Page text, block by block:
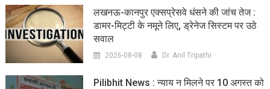
लखनऊ-कानपुर एक्सप्रेसवे धंसने की जांच तेज :
डामर-मिट्टी के नमूने लिए, ड्रेनेज सिस्टम पर उठे
सवाल
2026-08-08 Dr. Anil Tripathi
Pilibhit News : न्याय न मिलने पर 10 अगस्त को